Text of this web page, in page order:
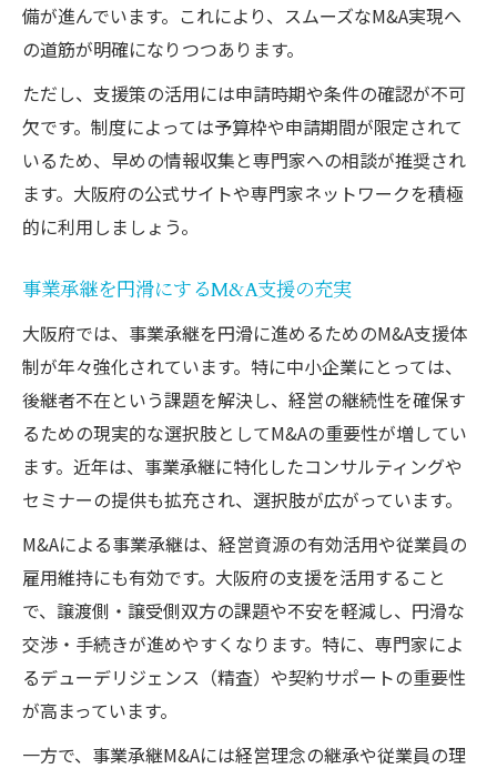
備が進んでいます。これにより、スムーズなM&A実現へ
の道筋が明確になりつつあります。
ただし、支援策の活用には申請時期や条件の確認が不可
欠です。制度によっては予算枠や申請期間が限定されて
いるため、早めの情報収集と専門家への相談が推奨され
ます。大阪府の公式サイトや専門家ネットワークを積極
的に利用しましょう。
事業承継を円滑にするM&A支援の充実
大阪府では、事業承継を円滑に進めるためのM&A支援体
制が年々強化されています。特に中小企業にとっては、
後継者不在という課題を解決し、経営の継続性を確保す
るための現実的な選択肢としてM&Aの重要性が増してい
ます。近年は、事業承継に特化したコンサルティングや
セミナーの提供も拡充され、選択肢が広がっています。
M&Aによる事業承継は、経営資源の有効活用や従業員の
雇用維持にも有効です。大阪府の支援を活用すること
で、譲渡側・譲受側双方の課題や不安を軽減し、円滑な
交渉・手続きが進めやすくなります。特に、専門家によ
るデューデリジェンス（精査）や契約サポートの重要性
が高まっています。
一方で、事業承継M&Aには経営理念の継承や従業員の理